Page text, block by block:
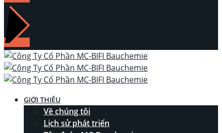
GIỚI THIỆU
Về chúng tôi
Lịch sử phát triển